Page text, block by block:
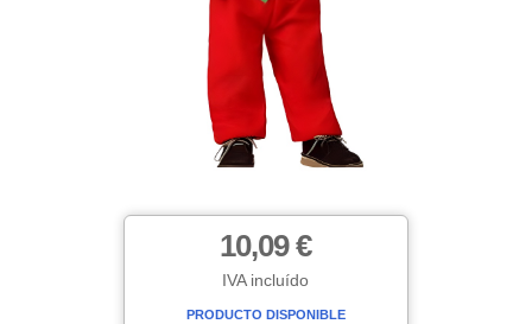
10,09 €
IVA incluído
PRODUCTO DISPONIBLE